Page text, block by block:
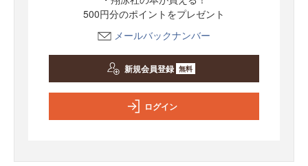
500円分のポイントをプレゼント
メールバックナンバー
新規会員登録 無料
ログイン